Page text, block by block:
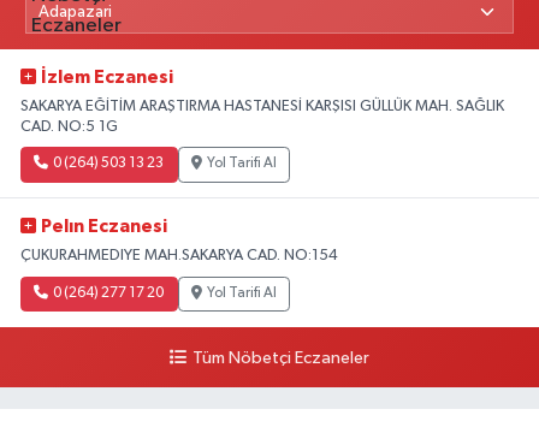
İzlem Eczanesi
SAKARYA EĞİTİM ARAŞTIRMA HASTANESİ KARŞISI GÜLLÜK MAH. SAĞLIK
CAD. NO:5 1G
0 (264) 503 13 23 Yol Tarifi Al
Pelın Eczanesi
ÇUKURAHMEDIYE MAH.SAKARYA CAD. NO:154
0 (264) 277 17 20 Yol Tarifi Al
Tüm Nöbetçi Eczaneler